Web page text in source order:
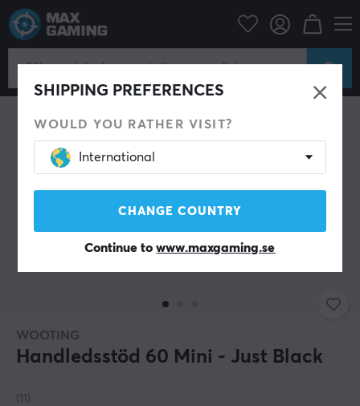
SHIPPING PREFERENCES
WOULD YOU RATHER VISIT?
International
CHANGE COUNTRY
Continue towww.maxgaming.se
Datortillbehör Tangentbord & Tillbehör Handledsstöd
WOOTING
Handledsstöd 60 Mini - Just Black
(11)